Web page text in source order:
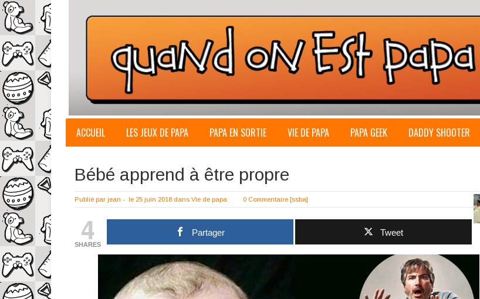
ACCUEIL LES JEUX DE PAPA PAPA EN SORTIE VIE DE PAPA PAPA GEEK DADDY SHOOTER
Bébé apprend à être propre
Publié par jean - le 25 juin 2018 dans Vie de papa 0 Commentaire [ssba]
4
SHARES
Partager Tweet